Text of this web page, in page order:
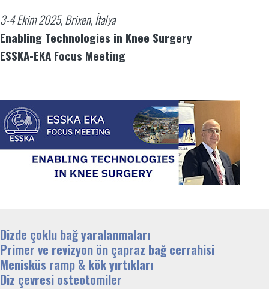
3-4 Ekim 2025, Brixen, İtalya
Enabling Technologies in Knee Surgery
ESSKA-EKA Focus Meeting
Dizde çoklu bağ yaralanmaları
Primer ve revizyon ön çapraz bağ cerrahisi
Menisküs ramp & kök yırtıkları
Diz çevresi osteotomiler